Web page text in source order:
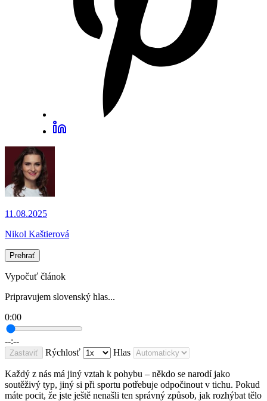
11.08.2025
Nikol Kaštierová
Prehrať
Vypočuť článok
Pripravujem slovenský hlas...
0:00
--:--
Zastaviť Rýchlosť Hlas
Každý z nás má jiný vztah k pohybu – někdo se narodí jako
soutěživý typ, jiný si při sportu potřebuje odpočinout v tichu. Pokud
máte pocit, že jste ještě nenašli ten správný způsob, jak rozhýbat tělo